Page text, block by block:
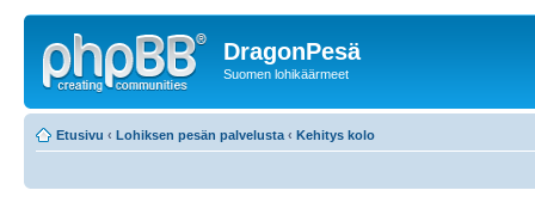
DragonPesä
Suomen lohikäärmeet
Etusivu ‹ Lohiksen pesän palvelusta ‹ Kehitys kolo